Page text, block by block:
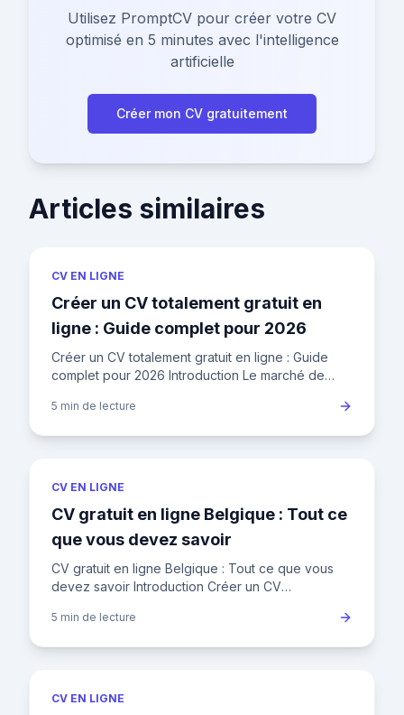
Utilisez PromptCV pour créer votre CV
optimisé en 5 minutes avec l'intelligence
artificielle
Créer mon CV gratuitement
Articles similaires
CV EN LIGNE
Créer un CV totalement gratuit en
ligne : Guide complet pour 2026
Créer un CV totalement gratuit en ligne : Guide
complet pour 2026 Introduction Le marché de
de personnes en a
5 min de lecture
CV EN LIGNE
CV gratuit en ligne Belgique : Tout ce
que vous devez savoir
CV gratuit en ligne Belgique : Tout ce que vous
devez savoir Introduction Créer un CV
est plus facile que jamais
5 min de lecture
CV EN LIGNE